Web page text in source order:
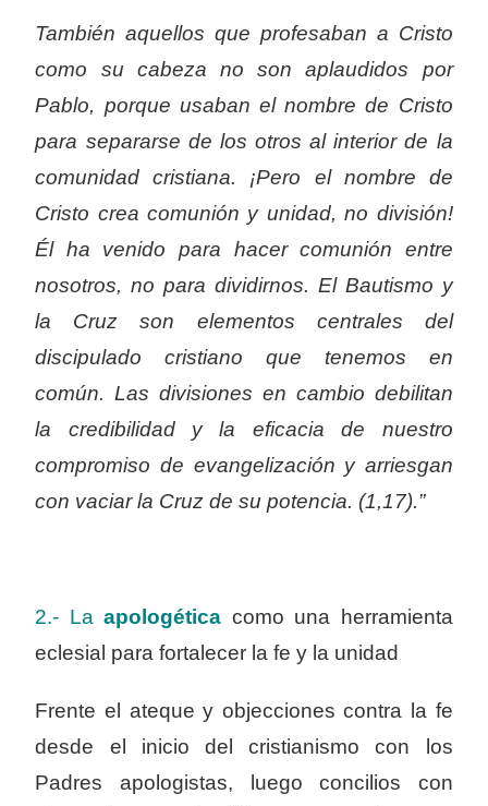
También aquellos que profesaban a Cristo
como su cabeza no son aplaudidos por
Pablo, porque usaban el nombre de Cristo
para separarse de los otros al interior de la
comunidad cristiana. ¡Pero el nombre de
Cristo crea comunión y unidad, no división!
Él ha venido para hacer comunión entre
nosotros, no para dividirnos. El Bautismo y
la Cruz son elementos centrales del
discipulado cristiano que tenemos en
común. Las divisiones en cambio debilitan
la credibilidad y la eficacia de nuestro
compromiso de evangelización y arriesgan
con vaciar la Cruz de su potencia. (1,17).”
2.- La apologética como una herramienta
eclesial para fortalecer la fe y la unidad
Frente el ateque y objecciones contra la fe
desde el inicio del cristianismo con los
Padres apologistas, luego concilios con